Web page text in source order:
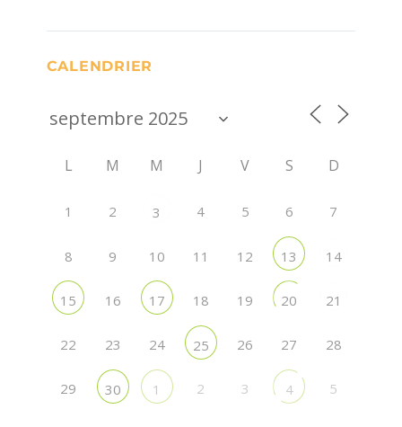
CALENDRIER
L M M J V S D
1 2 3 4 5 6 7
8 9 10 11 12 13 14
15 16 17 18 19 20 21
22 23 24 25 26 27 28
29 30 1 2 3 4 5